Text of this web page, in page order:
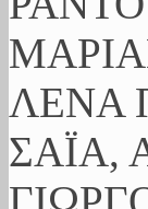
ΛΕΝΑ
ΣΑΪΑ,